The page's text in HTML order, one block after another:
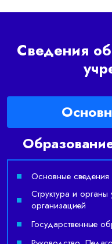
Сведения
Основные сведения
Структура и
организацией
Государственные